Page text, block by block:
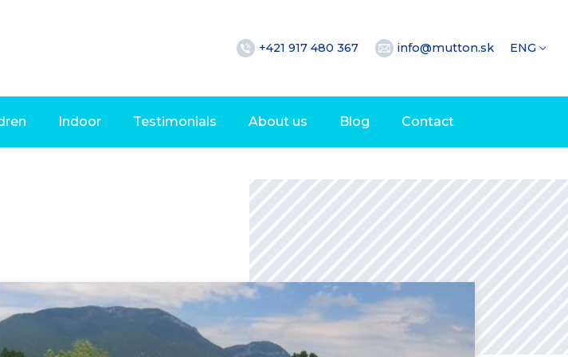
+421 917 480 367 info@mutton.sk ENG
Indoor Testimonials About us Blog Contact